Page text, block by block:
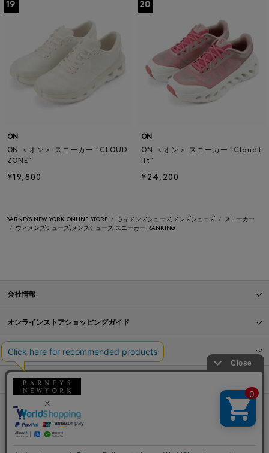
19
ON
ON ＜オン＞ スニーカー "CLOUD
ZONE"
¥19,800
20
ON
ON ＜オン＞ スニーカー "Cloudt
ilt"
¥24,200
BARNEYS NEW YORK ONLINE STORE ウィメンズシューズ,メンズシューズ
スニーカー
ウィメンズシューズ,メンズシューズ スニーカー RANKING
会社情報
オンラインストアショッピングガイド
店舗情報
サービス